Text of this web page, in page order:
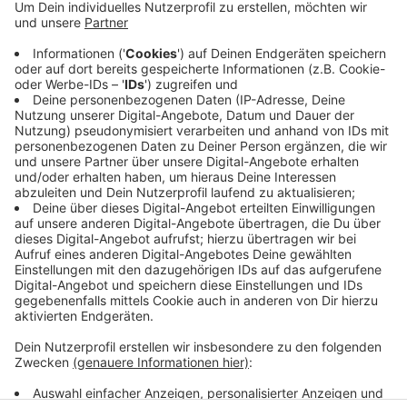
Beim nächsten Jahreswechsel ist eine
Feuerwerksverbotszone in der Altstadt geplant. Darin
eingeschlossen sind dann unter anderem der Domplatz
und der Prinzipalmarkt. Seit Silvester gibt es
deutschlandweit Diskussion um ein Böllerverbot. Vor
allem in Großstädten wie Berlin hatte es Angriffe auf
Einsatz- und Rettungskräfte gegeben.
Anzeige
Anzeige